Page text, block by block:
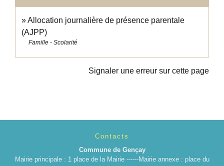
Allocation journalière de présence parentale
(AJPP)
Famille - Scolarité
Signaler une erreur sur cette page
Contacts
Commune de Gençay
Mairie principale : 1 place de la Mairie ------Mairie annexe : place du